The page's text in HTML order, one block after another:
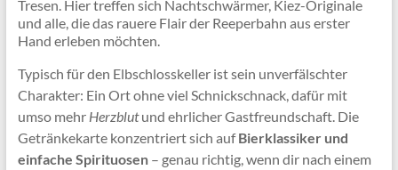
Tresen. Hier treffen sich Nachtschwärmer, Kiez-Originale
und alle, die das rauere Flair der Reeperbahn aus erster
Hand erleben möchten.
Typisch für den Elbschlosskeller ist sein unverfälschter
Charakter: Ein Ort ohne viel Schnickschnack, dafür mit
umso mehr Herzblutund ehrlicher Gastfreundschaft. Die
Getränkekarte konzentriert sich aufBierklassiker und
einfache Spirituosen– genau richtig, wenn dir nach einem